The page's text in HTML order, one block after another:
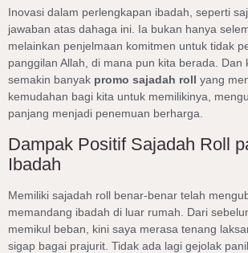
Inovasi dalam perlengkapan ibadah, seperti
jawaban atas dahaga ini. Ia bukan hanya
melainkan penjelmaan komitmen untuk tidak
panggilan Allah, di mana pun kita berada. Dan
semakin banyak promo sajadah roll yang
kemudahan bagi kita untuk memilikinya,
panjang menjadi penemuan berharga.
Dampak Positif Sajadah Roll
Ibadah
Memiliki sajadah roll benar-benar telah
memandang ibadah di luar rumah. Dari
memikul beban, kini saya merasa tenang
sigap bagai prajurit. Tidak ada lagi gejolak